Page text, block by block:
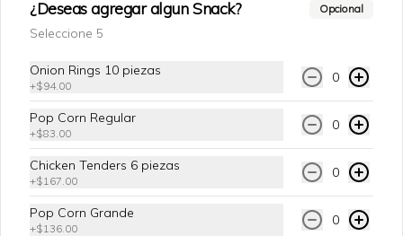
Agua purificada sin sodio, botella de
600 ml.
¿Deseas agregar algun Snack? Opcional
Seleccione 5
Onion Rings 10 piezas
+$94.00
0
Pop Corn Regular
+$83.00
0
Chicken Tenders 6 piezas
+$167.00
0
Pop Corn Grande
+$136.00
0